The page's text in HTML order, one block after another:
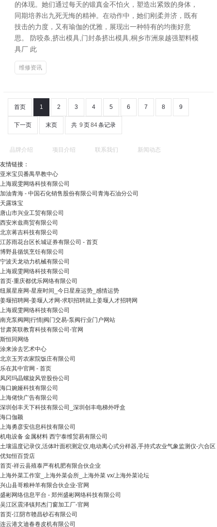
的体现。她们通过每天的锻真金不怕火，塑造出紧致的身体，
同期培养出九死无悔的精神。在动作中，她们刚柔并济，既有
技击的力度，又有瑜伽的优雅，展现出一种特有的均衡好意
思。 防咬条,挤出模具,门封条挤出模具,桐乡市洲泉越强塑料模
具厂 此
维修资讯
首页 1 2 3 4 5 6 7 8 9
下一页 末页 共 9 页84条记录
品牌介绍 项目介绍 联系我们 新闻动态
友情链接：
亚米宝贝番禺早教中心
上海观雯网络科技有限公司
加油青海 - 中国石化销售股份有限公司青海石油分公司
天露珠宝
唐山市兴业工贸有限公司
西安米兹商贸有限公司
北京蒋吉科技有限公司
江苏雨花台区长城证券有限公司 - 首页
博野县循筑烹饪有限公司
宁波天龙动力机械有限公司
上海观雯网络科技有限公司
首页-重庆都优乐网络有限公司
纽展星座网-星座时间_今日星座运势_感情运势
姜堰招聘网-姜堰人才网-求职招聘就上姜堰人才招聘网
上海观雯网络科技有限公司
南充泵阀网|行情|阀门交易-泵阀行业门户网站
甘肃英联教育科技有限公司-官网
斯恒同网络
涂来涂去艺术中心
北京玉芳农家院饭庄有限公司
乐在其中官网 - 首页
凤冈玛晶螺旋风管股份公司
海口婉娅科技有限公司
上海佬快广告有限公司
深圳创丰天下科技有限公司_深圳创丰电梯外呼盒
海口伽颖
上海勇彦安信息科技有限公司
机电设备 金属材料 西宁泰维贸易有限公司
土壤温度记录仪,活体叶面积测定仪,电动离心式分样器,手持式农业气象监测仪-六合区
优知恒百货店
首页-祥云县殖泰严有机肥有限合伙企业
上海外菜工作室_上海外菜会所_上海外菜 vx/上海外菜论坛
兴山县哥粮种羊有限合伙企业-官网
盛彬网络信息平台 - 郑州盛彬网络科技有限公司
吴江区震泽镇邦杰门窗加工厂-官网
首页-江阴市赣昌砂石有限公司
连云港文迪春卷皮机有限公司